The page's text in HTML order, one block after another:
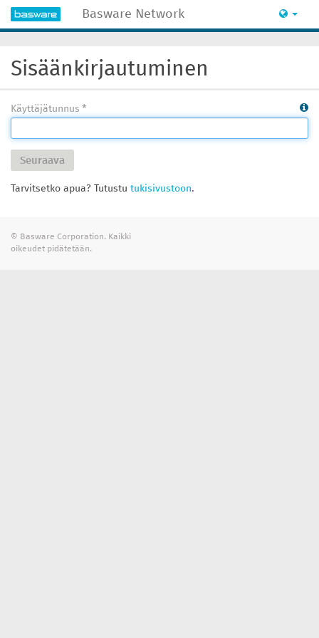
Basware Network
Sisäänkirjautuminen
Käyttäjätunnus
Seuraava
Tarvitsetko apua? Tutustu tukisivustoon.
© Basware Corporation. Kaikki
oikeudet pidätetään.